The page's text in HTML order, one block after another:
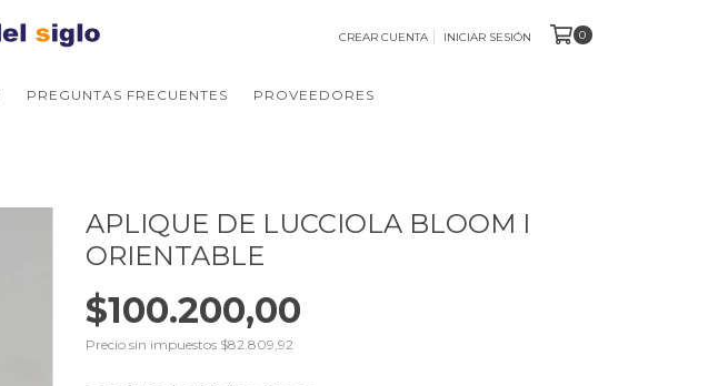
CREAR CUENTA INICIAR SESIÓN 0
PREGUNTAS FRECUENTES PROVEEDORES
APLIQUE DE LUCCIOLA BLOOM I
ORIENTABLE
$100.200,00
Precio sin impuestos $82.809,92